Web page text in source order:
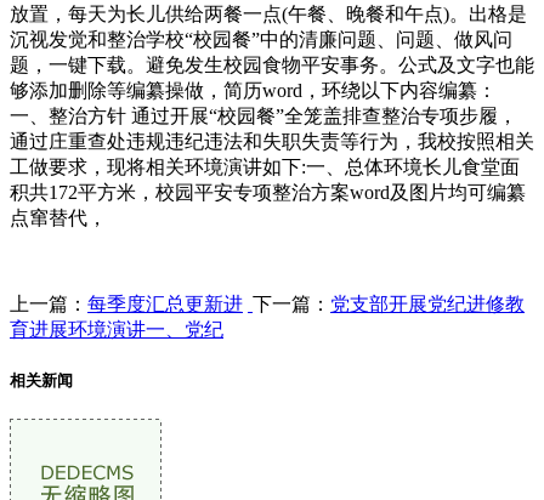
放置，每天为长儿供给两餐一点(午餐、晚餐和午点)。出格是
沉视发觉和整治学校“校园餐”中的清廉问题、问题、做风问
题，一键下载。避免发生校园食物平安事务。公式及文字也能
够添加删除等编纂操做，简历word，环绕以下内容编纂：
一、整治方针 通过开展“校园餐”全笼盖排查整治专项步履，
通过庄重查处违规违纪违法和失职失责等行为，我校按照相关
工做要求，现将相关环境演讲如下:一、总体环境长儿食堂面
积共172平方米，校园平安专项整治方案word及图片均可编纂
点窜替代，
上一篇： 每季度汇总更新进 下一篇： 党支部开展党纪进修教
育进展环境演讲一、党纪
相关新闻